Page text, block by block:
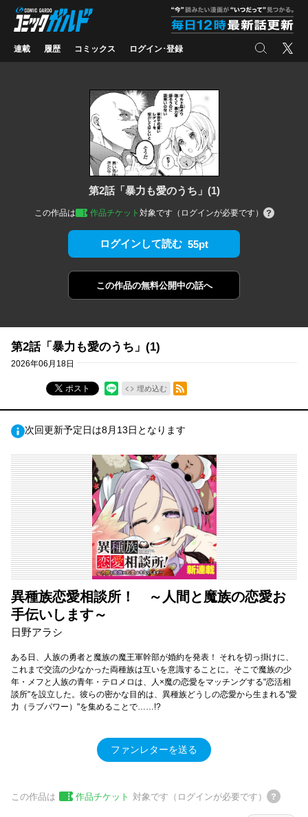
コミックガルド
連載 履歴 コミックス ログイン･登録 検索 X
第2話「暴力も愛のうち」(1)
この作品は 作品チケット 対象です（ログインが必要です）
ログインして読む 55pt
この作品の無料公開中の話へ
第2話「暴力も愛のうち」(1)
2026年06月18日
ポスト 埋め込む
RSSフィード
次回更新予定日は8月13日となります
異種族恋愛相談所！ ～人間と魔族の恋愛お
手伝いします～
日野アラシ
ある日、人族の勇者と魔族の魔王軍幹部が婚約を発表！ それを切っ掛けに、
これまで交流の少なかった両種族は互いを意識することに。そこで魔族の少
年・メフと人族の青年・テロメロは、人×魔の恋愛をマッチングする"恋活相
談所"を設立した。彼らの密かな目的は、異種族どうしの恋愛から生まれる"愛
力（ラブパワー）"を集めることで……!?
ファンレターを送る
この作品は 作品チケット 対象です（ログインが必要です）